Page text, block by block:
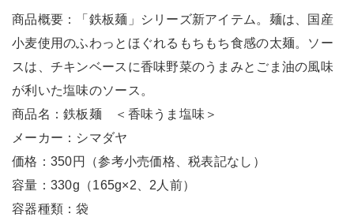
商品概要：「鉄板麺」シリーズ新アイテム。麺は、国産
小麦使用のふわっとほぐれるもちもち食感の太麺。ソー
スは、チキンベースに香味野菜のうまみとごま油の風味
が利いた塩味のソース。
商品名：鉄板麺 ＜香味うま塩味＞
メーカー：シマダヤ
価格：350円（参考小売価格、税表記なし）
容量：330g（165g×2、2人前）
容器種類：袋